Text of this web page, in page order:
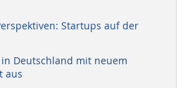
Startups auf der
Deutschland mit neuem
aus